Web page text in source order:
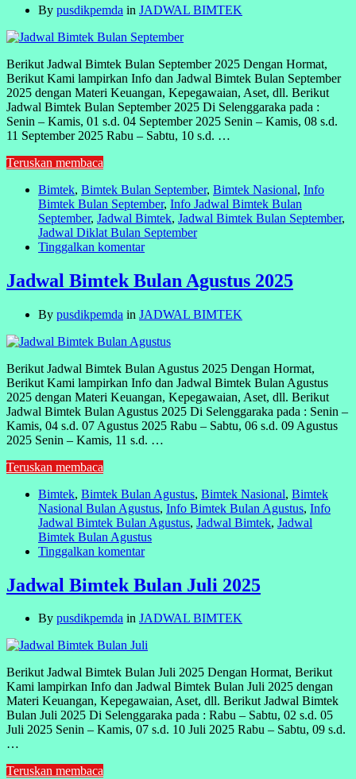
By pusdikpemda in JADWAL BIMTEK
Berikut Jadwal Bimtek Bulan September 2025 Dengan Hormat,
Berikut Kami lampirkan Info dan Jadwal Bimtek Bulan September
2025 dengan Materi Keuangan, Kepegawaian, Aset, dll. Berikut
Jadwal Bimtek Bulan September 2025 Di Selenggaraka pada :
Senin – Kamis, 01 s.d. 04 September 2025 Senin – Kamis, 08 s.d.
11 September 2025 Rabu – Sabtu, 10 s.d. …
Teruskan membaca
Bimtek, Bimtek Bulan September, Bimtek Nasional, Info
Bimtek Bulan September, Info Jadwal Bimtek Bulan
September, Jadwal Bimtek, Jadwal Bimtek Bulan September,
Jadwal Diklat Bulan September
Tinggalkan komentar
Jadwal Bimtek Bulan Agustus 2025
By pusdikpemda in JADWAL BIMTEK
Berikut Jadwal Bimtek Bulan Agustus 2025 Dengan Hormat,
Berikut Kami lampirkan Info dan Jadwal Bimtek Bulan Agustus
2025 dengan Materi Keuangan, Kepegawaian, Aset, dll. Berikut
Jadwal Bimtek Bulan Agustus 2025 Di Selenggaraka pada : Senin –
Kamis, 04 s.d. 07 Agustus 2025 Rabu – Sabtu, 06 s.d. 09 Agustus
2025 Senin – Kamis, 11 s.d. …
Teruskan membaca
Bimtek, Bimtek Bulan Agustus, Bimtek Nasional, Bimtek
Nasional Bulan Agustus, Info Bimtek Bulan Agustus, Info
Jadwal Bimtek Bulan Agustus, Jadwal Bimtek, Jadwal
Bimtek Bulan Agustus
Tinggalkan komentar
Jadwal Bimtek Bulan Juli 2025
By pusdikpemda in JADWAL BIMTEK
Berikut Jadwal Bimtek Bulan Juli 2025 Dengan Hormat, Berikut
Kami lampirkan Info dan Jadwal Bimtek Bulan Juli 2025 dengan
Materi Keuangan, Kepegawaian, Aset, dll. Berikut Jadwal Bimtek
Bulan Juli 2025 Di Selenggaraka pada : Rabu – Sabtu, 02 s.d. 05
Juli 2025 Senin – Kamis, 07 s.d. 10 Juli 2025 Rabu – Sabtu, 09 s.d.
…
Teruskan membaca